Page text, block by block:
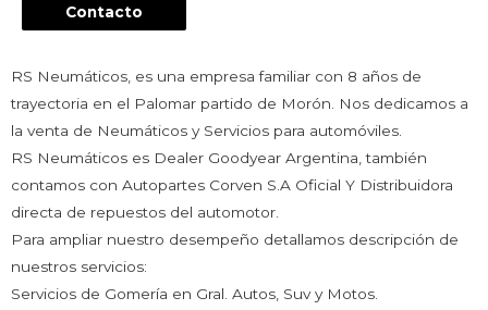
Contacto
RS Neumáticos, es una empresa familiar con 8 años de
trayectoria en el Palomar partido de Morón. Nos dedicamos a
la venta de Neumáticos y Servicios para automóviles.
RS Neumáticos es Dealer Goodyear Argentina, también
contamos con Autopartes Corven S.A Oficial Y Distribuidora
directa de repuestos del automotor.
Para ampliar nuestro desempeño detallamos descripción de
nuestros servicios:
Servicios de Gomería en Gral. Autos, Suv y Motos.